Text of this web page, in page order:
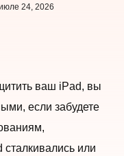
24, 2026
ваш iPad, вы
если забудете
или